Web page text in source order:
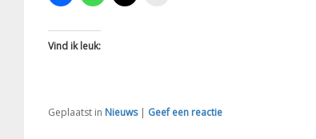
Vind ik leuk:
Geplaatst in Nieuws | Geef een reactie